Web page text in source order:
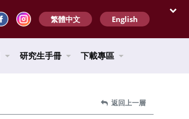
繁體中文 English
研究生手冊 下載專區
返回上一層